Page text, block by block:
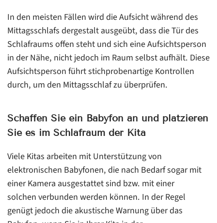
In den meisten Fällen wird die Aufsicht während des
Mittagsschlafs dergestalt ausgeübt, dass die Tür des
Schlafraums offen steht und sich eine Aufsichtsperson
in der Nähe, nicht jedoch im Raum selbst aufhält. Diese
Aufsichtsperson führt stichprobenartige Kontrollen
durch, um den Mittagsschlaf zu überprüfen.
Schaffen Sie ein Babyfon an und platzieren
Sie es im Schlafraum der Kita
Viele Kitas arbeiten mit Unterstützung von
elektronischen Babyfonen, die nach Bedarf sogar mit
einer Kamera ausgestattet sind bzw. mit einer
solchen verbunden werden können. In der Regel
genügt jedoch die akustische Warnung über das